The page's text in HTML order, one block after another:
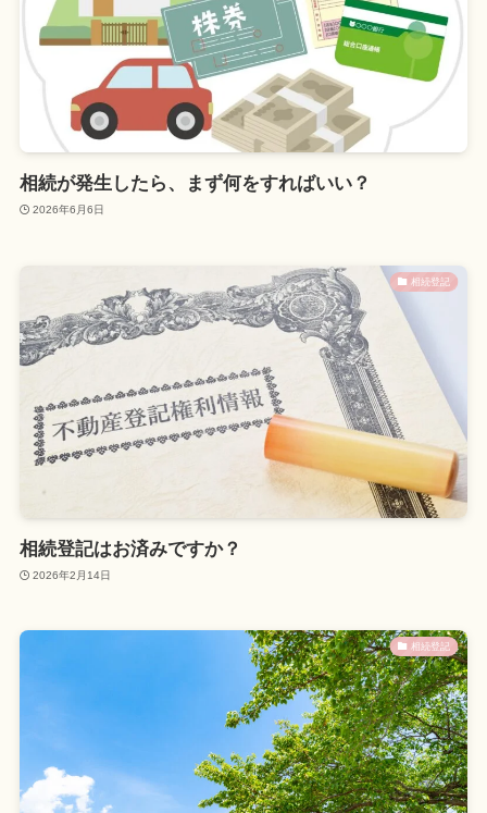
相続が発生したら、まず何をすればいい？
2026年6月6日
相続登記
相続登記はお済みですか？
2026年2月14日
相続登記